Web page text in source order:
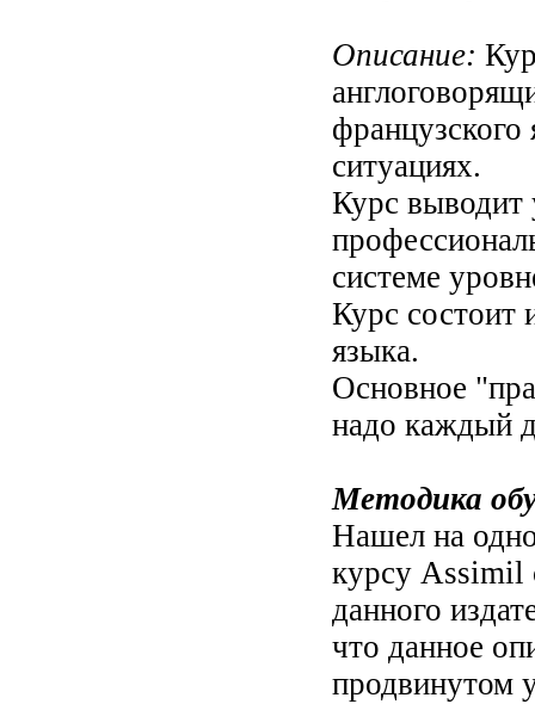
Описание:
ситуациях.
Курс выводит
системе
Курс состоит
языка.
Основное
надо каждый
Методика
Нашел на
курсу Assimil
данного
что данное
продвинутом